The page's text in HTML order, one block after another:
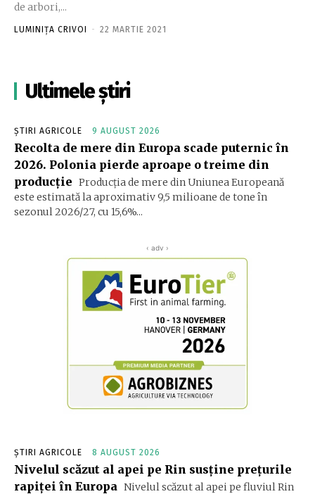
de arbori,...
LUMINIȚA CRIVOI - 22 MARTIE 2021
Ultimele știri
ȘTIRI AGRICOLE 9 AUGUST 2026
Recolta de mere din Europa scade puternic în
2026. Polonia pierde aproape o treime din
producție Producția de mere din Uniunea Europeană
este estimată la aproximativ 9,5 milioane de tone în
sezonul 2026/27, cu 15,6%...
‹ adv ›
ȘTIRI AGRICOLE 8 AUGUST 2026
Nivelul scăzut al apei pe Rin susține prețurile
rapiței în Europa Nivelul scăzut al apei pe fluviul Rin